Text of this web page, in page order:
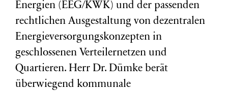
Energien (EEG/KWK) und der passenden
rechtlichen Ausgestaltung von dezentralen
Energieversorgungskonzepten in
geschlossenen Verteilernetzen und
Quartieren. Herr Dr. Dümke berät
überwiegend kommunale